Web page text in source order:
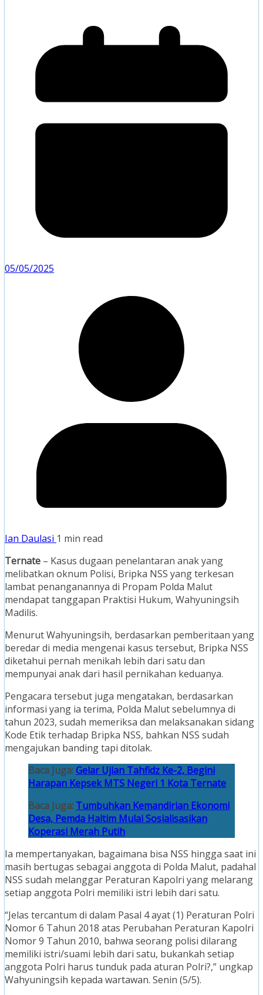
05/05/2025
Ian Daulasi 1 min read
Ternate – Kasus dugaan penelantaran anak yang
melibatkan oknum Polisi, Bripka NSS yang terkesan
lambat penanganannya di Propam Polda Malut
mendapat tanggapan Praktisi Hukum, Wahyuningsih
Madilis.
Menurut Wahyuningsih, berdasarkan pemberitaan yang
beredar di media mengenai kasus tersebut, Bripka NSS
diketahui pernah menikah lebih dari satu dan
mempunyai anak dari hasil pernikahan keduanya.
Pengacara tersebut juga mengatakan, berdasarkan
informasi yang ia terima, Polda Malut sebelumnya di
tahun 2023, sudah memeriksa dan melaksanakan sidang
Kode Etik terhadap Bripka NSS, bahkan NSS sudah
mengajukan banding tapi ditolak.
Baca Juga:Gelar Ujian Tahfidz Ke-2, Begini
Harapan Kepsek MTS Negeri 1 Kota Ternate
Baca Juga: Tumbuhkan Kemandirian Ekonomi
Desa, Pemda Haltim Mulai Sosialisasikan
Koperasi Merah Putih
Ia mempertanyakan, bagaimana bisa NSS hingga saat ini
masih bertugas sebagai anggota di Polda Malut, padahal
NSS sudah melanggar Peraturan Kapolri yang melarang
setiap anggota Polri memiliki istri lebih dari satu.
“Jelas tercantum di dalam Pasal 4 ayat (1) Peraturan Polri
Nomor 6 Tahun 2018 atas Perubahan Peraturan Kapolri
Nomor 9 Tahun 2010, bahwa seorang polisi dilarang
memiliki istri/suami lebih dari satu, bukankah setiap
anggota Polri harus tunduk pada aturan Polri?,” ungkap
Wahyuningsih kepada wartawan. Senin (5/5).